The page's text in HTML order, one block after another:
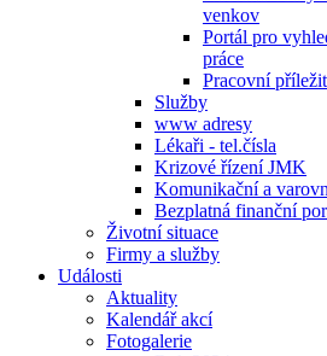
venkov
Portál pro
práce
Pracovní
Služby
www adresy
Lékaři - tel.čísla
Krizové řízení JMK
Komunikační a
Bezplatná finanční
Životní situace
Firmy a služby
Události
Aktuality
Kalendář akcí
Fotogalerie